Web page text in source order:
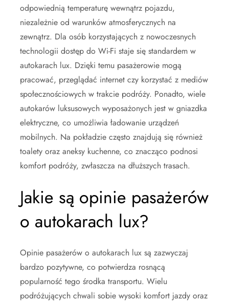
odpowiednią temperaturę wewnątrz pojazdu,
niezależnie od warunków atmosferycznych na
zewnątrz. Dla osób korzystających z nowoczesnych
technologii dostęp do Wi-Fi staje się standardem w
autokarach lux. Dzięki temu pasażerowie mogą
pracować, przeglądać internet czy korzystać z mediów
społecznościowych w trakcie podróży. Ponadto, wiele
autokarów luksusowych wyposażonych jest w gniazdka
elektryczne, co umożliwia ładowanie urządzeń
mobilnych. Na pokładzie często znajdują się również
toalety oraz aneksy kuchenne, co znacząco podnosi
komfort podróży, zwłaszcza na dłuższych trasach.
Jakie są opinie pasażerów
o autokarach lux?
Opinie pasażerów o autokarach lux są zazwyczaj
bardzo pozytywne, co potwierdza rosnącą
popularność tego środka transportu. Wielu
podróżujących chwali sobie wysoki komfort jazdy oraz